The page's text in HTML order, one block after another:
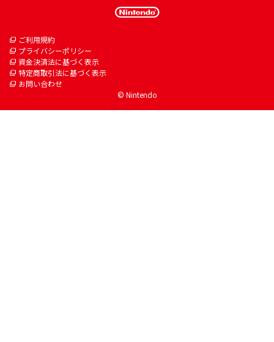
ご利用規約
プライバシーポリシー
資金決済法に基づく表示
特定商取引法に基づく表示
お問い合わせ
© Nintendo